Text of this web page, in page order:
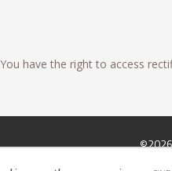
You have the right to access